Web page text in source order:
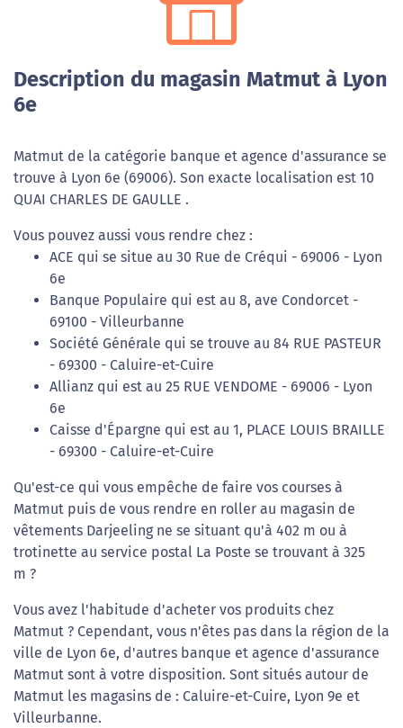
Description du magasin Matmut à Lyon
6e
Matmut de la catégorie banque et agence d'assurance se
trouve à Lyon 6e (69006). Son exacte localisation est 10
QUAI CHARLES DE GAULLE .
Vous pouvez aussi vous rendre chez :
ACE qui se situe au 30 Rue de Créqui - 69006 - Lyon
6e
Banque Populaire qui est au 8, ave Condorcet -
69100 - Villeurbanne
Société Générale qui se trouve au 84 RUE PASTEUR
- 69300 - Caluire-et-Cuire
Allianz qui est au 25 RUE VENDOME - 69006 - Lyon
6e
Caisse d'Épargne qui est au 1, PLACE LOUIS BRAILLE
- 69300 - Caluire-et-Cuire
Qu'est-ce qui vous empêche de faire vos courses à
Matmut puis de vous rendre en roller au magasin de
vêtements Darjeeling ne se situant qu'à 402 m ou à
trotinette au service postal La Poste se trouvant à 325
m ?
Vous avez l'habitude d'acheter vos produits chez
Matmut ? Cependant, vous n'êtes pas dans la région de la
ville de Lyon 6e, d'autres banque et agence d'assurance
Matmut sont à votre disposition. Sont situés autour de
Matmut les magasins de : Caluire-et-Cuire, Lyon 9e et
Villeurbanne.